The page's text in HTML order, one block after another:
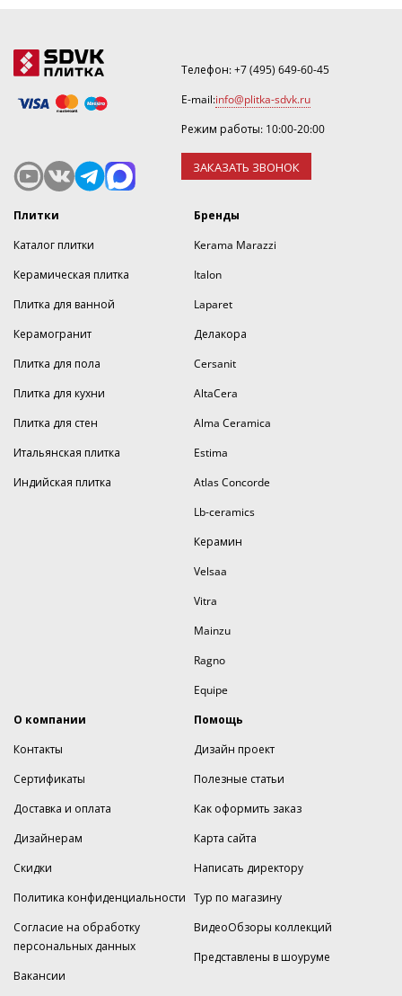
Телефон:+7 (495) 649-60-45
E-mail:info@plitka-sdvk.ru
Режим работы: 10:00-20:00
ЗАКАЗАТЬ ЗВОНОК
Плитки
Каталог плитки
Керамическая плитка
Плитка для ванной
Керамогранит
Плитка для пола
Плитка для кухни
Плитка для стен
Итальянская плитка
Индийская плитка
Бренды
Kerama Marazzi
Italon
Laparet
Делакора
Cersanit
AltaCera
Alma Ceramica
Estima
Atlas Concorde
Lb-ceramics
Керамин
Velsaa
Vitra
Mainzu
Ragno
Equipe
О компании
Контакты
Сертификаты
Доставка и оплата
Дизайнерам
Скидки
Политика конфиденциальности
Согласие на обработку
персональных данных
Вакансии
Помощь
Дизайн проект
Полезные статьи
Как оформить заказ
Карта сайта
Написать директору
Тур по магазину
ВидеоОбзоры коллекций
Представлены в шоуруме